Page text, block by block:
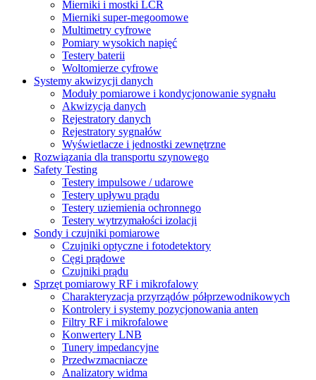
Mierniki i mostki LCR
Mierniki super-megoomowe
Multimetry cyfrowe
Pomiary wysokich napięć
Testery baterii
Woltomierze cyfrowe
Systemy akwizycji danych
Moduły pomiarowe i kondycjonowanie sygnału
Akwizycja danych
Rejestratory danych
Rejestratory sygnałów
Wyświetlacze i jednostki zewnętrzne
Rozwiązania dla transportu szynowego
Safety Testing
Testery impulsowe / udarowe
Testery upływu prądu
Testery uziemienia ochronnego
Testery wytrzymałości izolacji
Sondy i czujniki pomiarowe
Czujniki optyczne i fotodetektory
Cęgi prądowe
Czujniki prądu
Sprzęt pomiarowy RF i mikrofalowy
Charakteryzacja przyrządów półprzewodnikowych
Kontrolery i systemy pozycjonowania anten
Filtry RF i mikrofalowe
Konwertery LNB
Tunery impedancyjne
Przedwzmacniacze
Analizatory widma